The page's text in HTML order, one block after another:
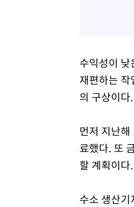
수익성이
재편하는
의 구상이다.
먼저 지난
료했다. 또
할 계획이다.
수소 생산